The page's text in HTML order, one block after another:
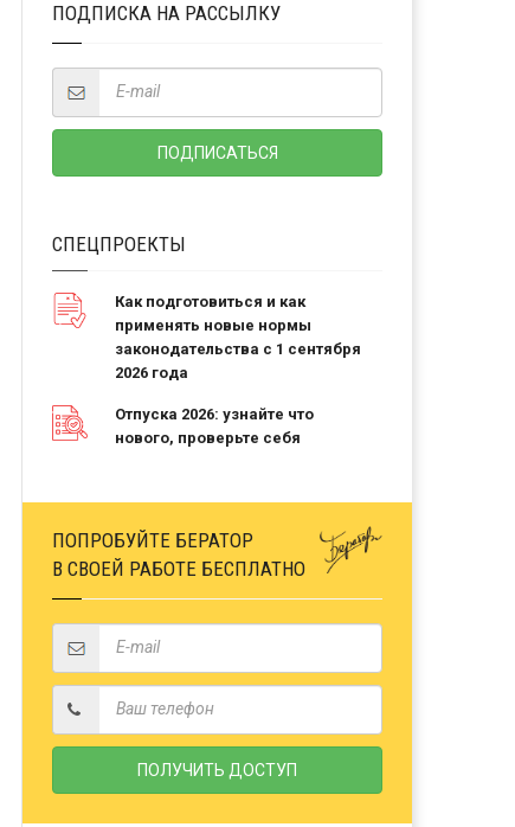
ПОДПИСКА НА РАССЫЛКУ
СПЕЦПРОЕКТЫ
Как подготовиться и как
применять новые нормы
законодательства с 1 сентября
2026 года
Отпуска 2026: узнайте что
нового, проверьте себя
ПОПРОБУЙТЕ БЕРАТОР
В СВОЕЙ РАБОТЕ БЕСПЛАТНО